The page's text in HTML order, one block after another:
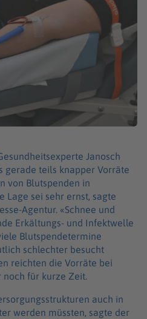
Janosch
gerade teils knapper Vorräte
von Blutspenden in
Lage sei sehr ernst, sagte
Agentur. «Schnee und
Erkältungs- und Infektwelle
Blutspendetermine
schlechter besucht
reichten die Vorräte bei
für kurze Zeit.
auch in
werden müssten, sagte der